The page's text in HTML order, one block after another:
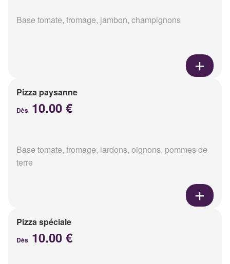
Base tomate, fromage, jambon, champignons
Pizza paysanne
Dès 10.00 €
Base tomate, fromage, lardons, oignons, pommes de
terre
Pizza spéciale
Dès 10.00 €